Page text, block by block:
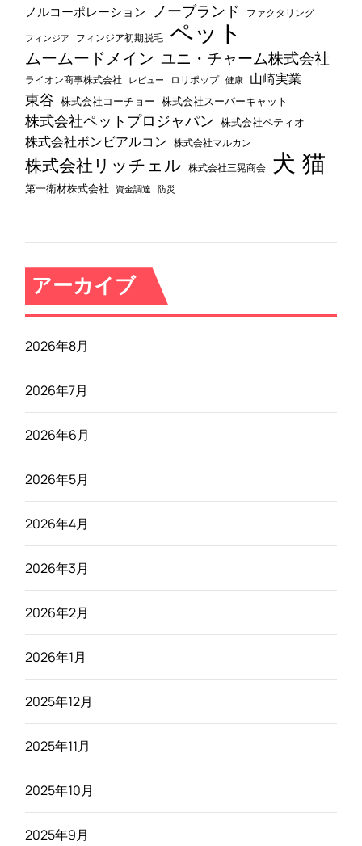
ノルコーポレーション ノーブランド ファクタリング
フィンジア フィンジア初期脱毛 ペット
ムームードメイン ユニ・チャーム株式会社
ライオン商事株式会社 レビュー ロリポップ 健康 山崎実業
東谷 株式会社コーチョー 株式会社スーパーキャット
株式会社ペットプロジャパン 株式会社ペティオ
株式会社ボンビアルコン 株式会社マルカン
株式会社リッチェル 株式会社三晃商会 犬 猫
第一衛材株式会社 資金調達 防災
アーカイブ
2026年8月
2026年7月
2026年6月
2026年5月
2026年4月
2026年3月
2026年2月
2026年1月
2025年12月
2025年11月
2025年10月
2025年9月